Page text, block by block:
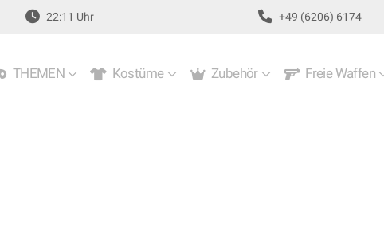
22:11 Uhr +49 (6206) 6174
THEMEN Kostüme Zubehör Freie Waffen